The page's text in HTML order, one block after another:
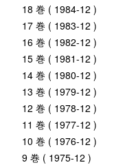
18 巻 ( 1984-12 )
17 巻 ( 1983-12 )
16 巻 ( 1982-12 )
15 巻 ( 1981-12 )
14 巻 ( 1980-12 )
13 巻 ( 1979-12 )
12 巻 ( 1978-12 )
11 巻 ( 1977-12 )
10 巻 ( 1976-12 )
9 巻 ( 1975-12 )